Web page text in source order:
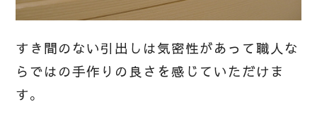
すき間のない引出しは気密性があって職人な
らではの手作りの良さを感じていただけま
す。